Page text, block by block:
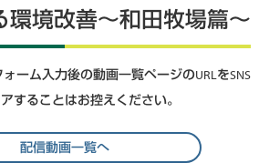
環境改善～和田牧場篇～
ーム入力後の動画一覧ページのURLをSNS
することはお控えください。
配信動画一覧へ